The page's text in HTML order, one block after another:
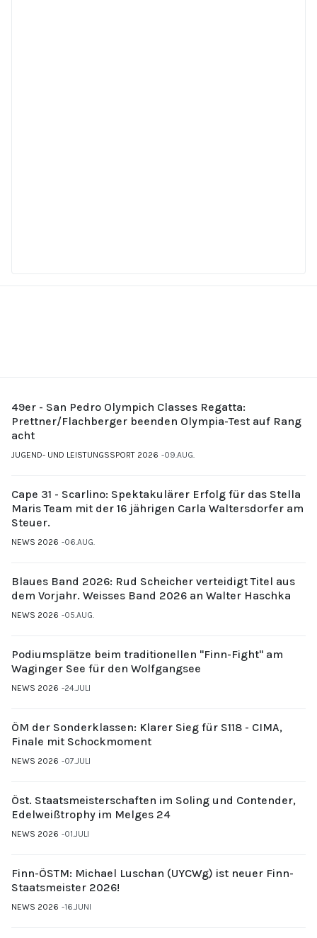
49er - San Pedro Olympich Classes Regatta:
Prettner/Flachberger beenden Olympia-Test auf Rang
acht
JUGEND- UND LEISTUNGSSPORT 2026 09.AUG.
Cape 31 - Scarlino: Spektakulärer Erfolg für das Stella
Maris Team mit der 16 jährigen Carla Waltersdorfer am
Steuer.
NEWS 2026 06.AUG.
Blaues Band 2026: Rud Scheicher verteidigt Titel aus
dem Vorjahr. Weisses Band 2026 an Walter Haschka
NEWS 2026 05.AUG.
Podiumsplätze beim traditionellen "Finn-Fight" am
Waginger See für den Wolfgangsee
NEWS 2026 24.JULI
ÖM der Sonderklassen: Klarer Sieg für S118 - CIMA,
Finale mit Schockmoment
NEWS 2026 07.JULI
Öst. Staatsmeisterschaften im Soling und Contender,
Edelweißtrophy im Melges 24
NEWS 2026 01.JULI
Finn-ÖSTM: Michael Luschan (UYCWg) ist neuer Finn-
Staatsmeister 2026!
NEWS 2026 16.JUNI